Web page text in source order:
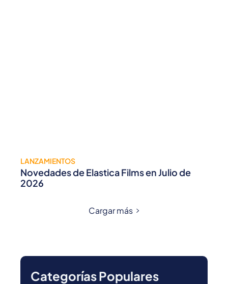
LANZAMIENTOS
Novedades de Elastica Films en Julio de
2026
Cargar más
Categorías Populares